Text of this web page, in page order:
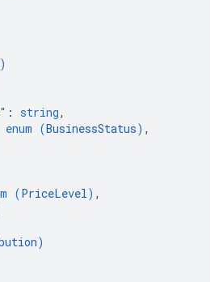
)
: string,
enum (BusinessStatus) ,
(PriceLevel) ,
)